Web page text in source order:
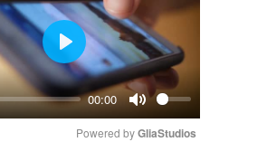
00:00
Mute
Play
Powered by GliaStudios